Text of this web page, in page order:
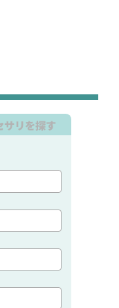
サリを探す